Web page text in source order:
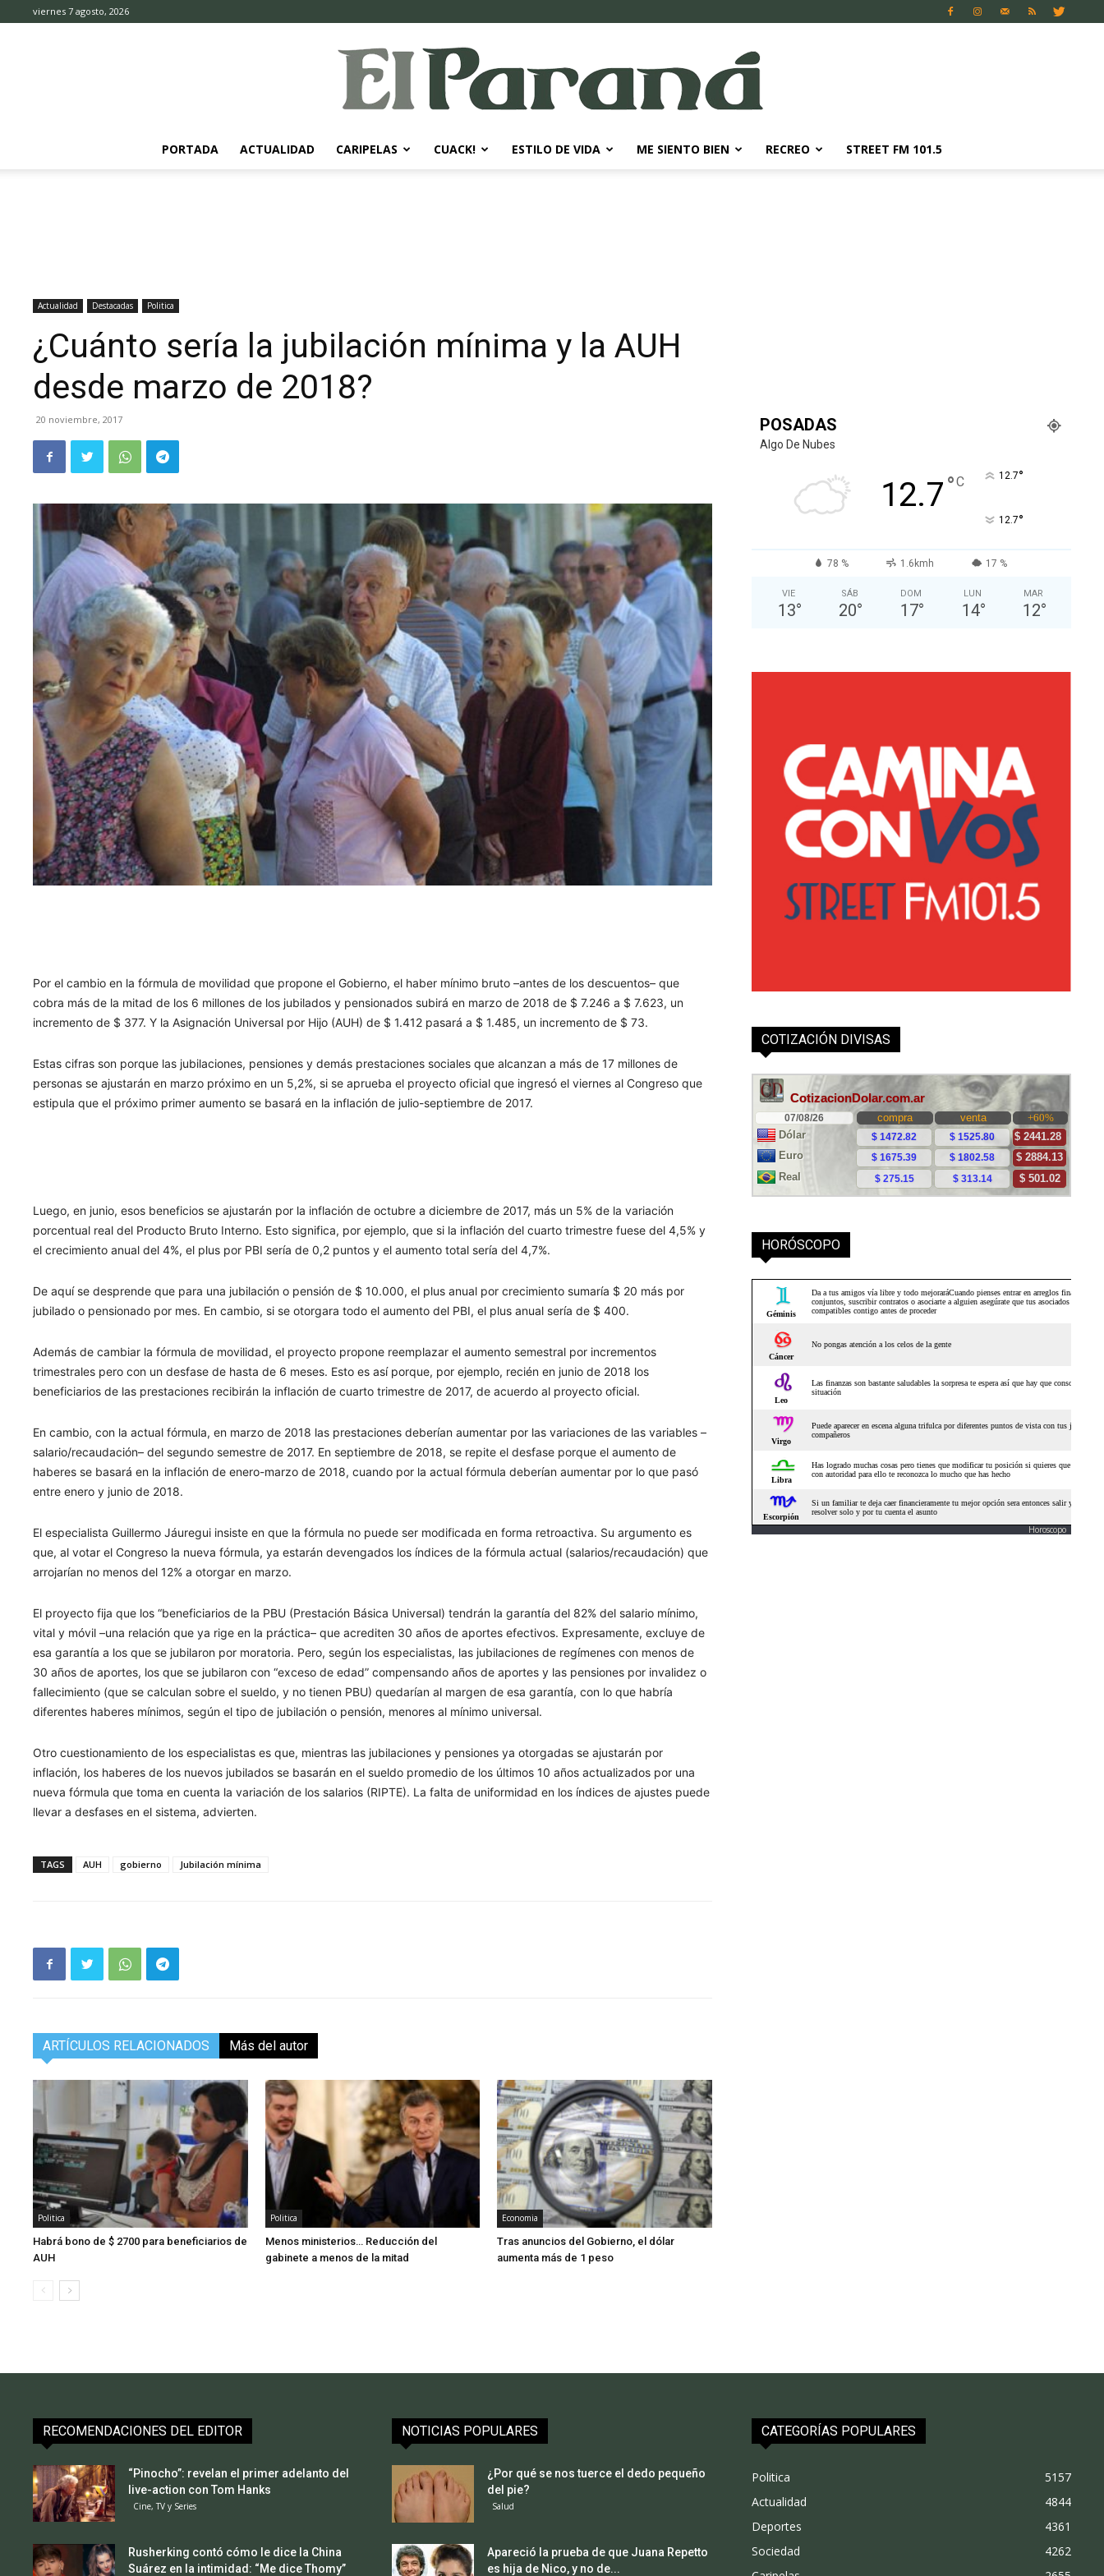
viernes 7 agosto, 2026
PORTADA ACTUALIDAD CARIPELAS CUACK! ESTILO DE VIDA ME SIENTO BIEN RECREO STREET FM 101.5
Actualidad Destacadas Politica
¿Cuánto sería la jubilación mínima y la AUH
desde marzo de 2018?
20 noviembre, 2017
Por el cambio en la fórmula de movilidad que propone el Gobierno, el haber mínimo bruto –antes de los descuentos– que
cobra más de la mitad de los 6 millones de los jubilados y pensionados subirá en marzo de 2018 de $ 7.246 a $ 7.623, un
incremento de $ 377. Y la Asignación Universal por Hijo (AUH) de $ 1.412 pasará a $ 1.485, un incremento de $ 73.
Estas cifras son porque las jubilaciones, pensiones y demás prestaciones sociales que alcanzan a más de 17 millones de
personas se ajustarán en marzo próximo en un 5,2%, si se aprueba el proyecto oficial que ingresó el viernes al Congreso que
estipula que el próximo primer aumento se basará en la inflación de julio-septiembre de 2017.
Luego, en junio, esos beneficios se ajustarán por la inflación de octubre a diciembre de 2017, más un 5% de la variación
porcentual real del Producto Bruto Interno. Esto significa, por ejemplo, que si la inflación del cuarto trimestre fuese del 4,5% y
el crecimiento anual del 4%, el plus por PBI sería de 0,2 puntos y el aumento total sería del 4,7%.
De aquí se desprende que para una jubilación o pensión de $ 10.000, el plus anual por crecimiento sumaría $ 20 más por
jubilado o pensionado por mes. En cambio, si se otorgara todo el aumento del PBI, el plus anual sería de $ 400.
Además de cambiar la fórmula de movilidad, el proyecto propone reemplazar el aumento semestral por incrementos
trimestrales pero con un desfase de hasta de 6 meses. Esto es así porque, por ejemplo, recién en junio de 2018 los
beneficiarios de las prestaciones recibirán la inflación de cuarto trimestre de 2017, de acuerdo al proyecto oficial.
En cambio, con la actual fórmula, en marzo de 2018 las prestaciones deberían aumentar por las variaciones de las variables –
salario/recaudación– del segundo semestre de 2017. En septiembre de 2018, se repite el desfase porque el aumento de
haberes se basará en la inflación de enero-marzo de 2018, cuando por la actual fórmula deberían aumentar por lo que pasó
entre enero y junio de 2018.
El especialista Guillermo Jáuregui insiste en que la fórmula no puede ser modificada en forma retroactiva. Su argumento es
que, al votar el Congreso la nueva fórmula, ya estarán devengados los índices de la fórmula actual (salarios/recaudación) que
arrojarían no menos del 12% a otorgar en marzo.
El proyecto fija que los “beneficiarios de la PBU (Prestación Básica Universal) tendrán la garantía del 82% del salario mínimo,
vital y móvil –una relación que ya rige en la práctica– que acrediten 30 años de aportes efectivos. Expresamente, excluye de
esa garantía a los que se jubilaron por moratoria. Pero, según los especialistas, las jubilaciones de regímenes con menos de
30 años de aportes, los que se jubilaron con “exceso de edad” compensando años de aportes y las pensiones por invalidez o
fallecimiento (que se calculan sobre el sueldo, y no tienen PBU) quedarían al margen de esa garantía, con lo que habría
diferentes haberes mínimos, según el tipo de jubilación o pensión, menores al mínimo universal.
Otro cuestionamiento de los especialistas es que, mientras las jubilaciones y pensiones ya otorgadas se ajustarán por
inflación, los haberes de los nuevos jubilados se basarán en el sueldo promedio de los últimos 10 años actualizados por una
nueva fórmula que toma en cuenta la variación de los salarios (RIPTE). La falta de uniformidad en los índices de ajustes puede
llevar a desfases en el sistema, advierten.
TAGS AUH gobierno Jubilación mínima
ARTÍCULOS RELACIONADOS Más del autor
Politica
Habrá bono de $ 2700 para beneficiarios de
AUH
Politica
Menos ministerios… Reducción del
gabinete a menos de la mitad
Economia
Tras anuncios del Gobierno, el dólar
aumenta más de 1 peso
POSADAS
Algo De Nubes
12.7°C 12.7°
12.7°
78 % 1.6kmh 17 %
VIE
13°
SÁB
20°
DOM
17°
LUN
14°
MAR
12°
COTIZACIÓN DIVISAS
HORÓSCOPO
Horoscopo
RECOMENDACIONES DEL EDITOR
“Pinocho”: revelan el primer adelanto del
live-action con Tom Hanks
Cine, TV y Series
Rusherking contó cómo le dice la China
Suárez en la intimidad: “Me dice Thomy”
NOTICIAS POPULARES
¿Por qué se nos tuerce el dedo pequeño
del pie?
Salud
Apareció la prueba de que Juana Repetto
es hija de Nico, y no de...
CATEGORÍAS POPULARES
Politica
5157
Actualidad
4844
Deportes
4361
Sociedad
4262